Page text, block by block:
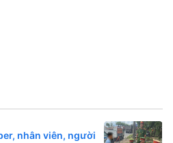
nhân viên, người